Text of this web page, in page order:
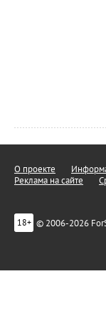
О проекте
Реклама на сайте
18+ © 2006-2026